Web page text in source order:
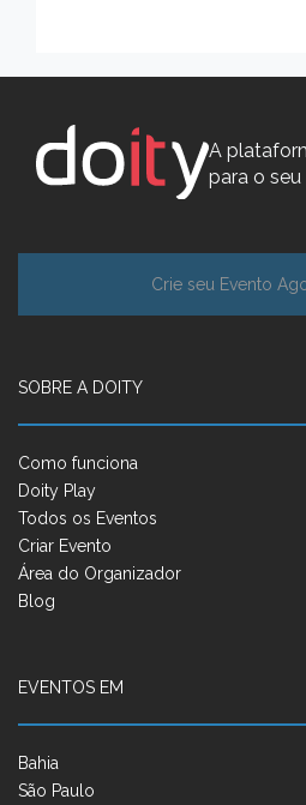
A
para o
Crie seu Evento
SOBRE A DOITY
Como funciona
Doity Play
Todos os Eventos
Criar Evento
Área do Organizador
Blog
EVENTOS EM
Bahia
São Paulo